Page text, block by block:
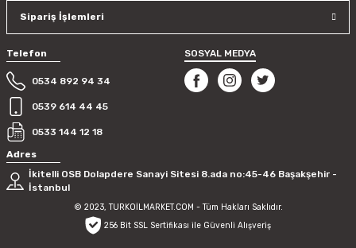
Gönder
Sipariş İşlemleri
Telefon
0534 892 94 34
0539 614 44 45
0533 144 12 18
SOSYAL MEDYA
Adres
İkitelli OSB Dolapdere Sanayi Sitesi 8.ada no:45-46 Başakşehir -
İstanbul
© 2023, TURKOİLMARKET.COM - Tüm Hakları Saklıdır.
256 Bit SSL Sertifikası ile Güvenli Alışveriş